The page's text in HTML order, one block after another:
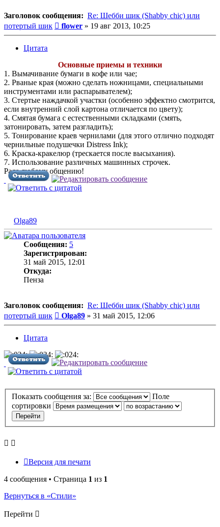
Заголовок сообщения: Re: Шебби шик (Shabby chic) или
потертый шик
Сообщение
flower » 19 авг 2013, 10:25
Цитата
Основные приемы и техники
1. Вымачивание бумаги в кофе или чае;
2. Рваные края (можно сделать ножницами, специальными
инструментами или распарывателем);
3. Стертые наждачкой участки (особенно эффектно смотрится,
если внутренний слой картона отличается по цвету);
4. Смятая бумага с естественными складками (смять,
затонировать, затем разгладить);
5. Тонирование краев чернилами (для этого отлично подходят
чернильные подушечки Distress Ink);
6. Краска-кракелюр (трескается после высыхания).
7. Использование различных машинных строчек.
Рада любому общению!
Olga89
Сообщения: 5
Зарегистрирован:
31 май 2015, 12:01
Откуда:
Пенза
Заголовок сообщения: Re: Шебби шик (Shabby chic) или
потертый шик
Сообщение
Olga89 » 31 май 2015, 12:06
Цитата
Показать сообщения за:
Поле
сортировки
Версия для печати
4 сообщения • Страница 1 из 1
Вернуться в «Стили»
Перейти